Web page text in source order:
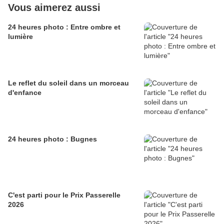
Vous aimerez aussi
24 heures photo : Entre ombre et
lumière
Le reflet du soleil dans un morceau
d'enfance
24 heures photo : Bugnes
C'est parti pour le Prix Passerelle
2026